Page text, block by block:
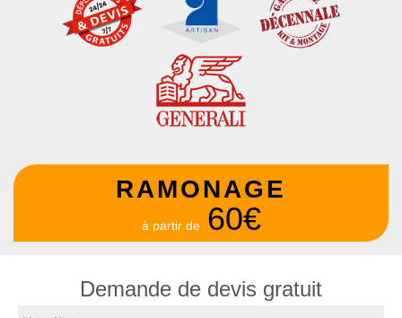
RAMONAGE
à partir de 60€
Demande de devis gratuit